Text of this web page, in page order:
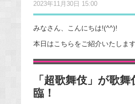
2023年11月30日 15:00
みなさん、こんにちは!(^^)!
本日はこちらをご紹介いたします
「超歌舞伎」が歌
臨！